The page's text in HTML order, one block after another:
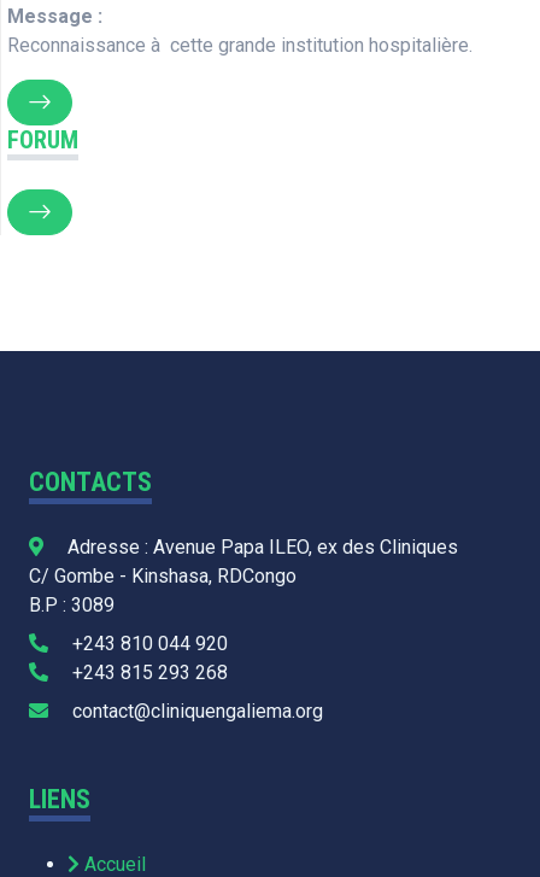
Message :
Reconnaissance à cette grande institution hospitalière.
FORUM
CONTACTS
Adresse : Avenue Papa ILEO, ex des Cliniques
C/ Gombe - Kinshasa, RDCongo
B.P : 3089
+243 810 044 920
+243 815 293 268
contact@cliniquengaliema.org
LIENS
Accueil